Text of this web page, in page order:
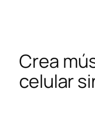
Crea
celular